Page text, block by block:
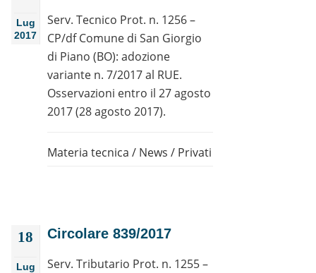
Lug
2017
Serv. Tecnico Prot. n. 1256 –
CP/df Comune di San Giorgio
di Piano (BO): adozione
variante n. 7/2017 al RUE.
Osservazioni entro il 27 agosto
2017 (28 agosto 2017).
Materia tecnica / News / Privati
18
Lug
Circolare 839/2017
Serv. Tributario Prot. n. 1255 –